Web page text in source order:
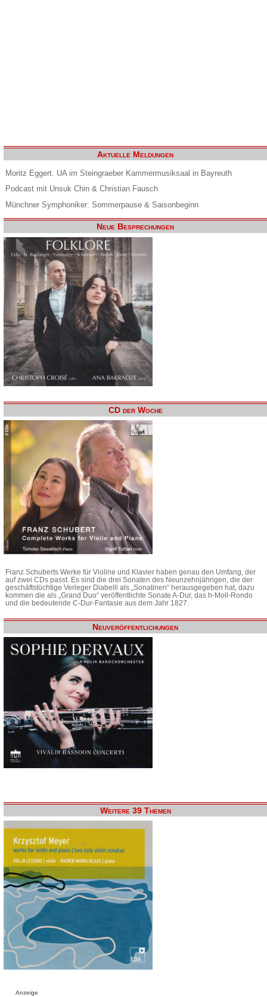
Aktuelle Meldungen
Moritz Eggert. UA im Steingraeber Kammermusiksaal in Bayreuth
Podcast mit Unsuk Chin & Christian Fausch
Münchner Symphoniker: Sommerpause & Saisonbeginn
Neue Besprechungen
CD der Woche
Franz Schuberts Werke für Violine und Klavier haben genau den Umfang, der
auf zwei CDs passt. Es sind die drei Sonaten des Neunzehnjährigen, die der
geschäftstüchtige Verleger Diabelli als „Sonatinen“ herausgegeben hat, dazu
kommen die als „Grand Duo“ veröffentlichte Sonate A-Dur, das h-Moll-Rondo
und die bedeutende C-Dur-Fantasie aus dem Jahr 1827.
Neuveröffentlichungen
Weitere 39 Themen
Anzeige